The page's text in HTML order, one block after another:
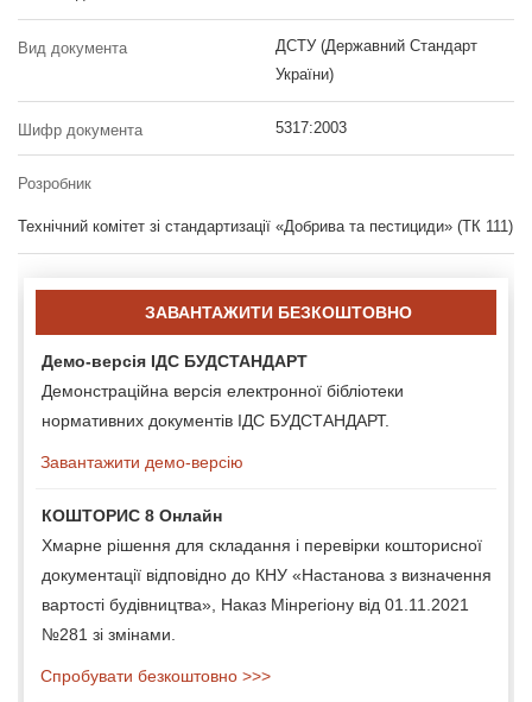
Вид документа
ДСТУ (Державний Стандарт
України)
Шифр документа 5317:2003
Розробник
Технічний комітет зі стандартизації «Добрива та пестициди» (ТК 111)
ЗАВАНТАЖИТИ БЕЗКОШТОВНО
Демо-версія ІДС БУДСТАНДАРТ
Демонстраційна версія електронної бібліотеки
нормативних документів ІДС БУДСТАНДАРТ.
Завантажити демо-версію
КОШТОРИС 8 Онлайн
Хмарне рішення для складання і перевірки кошторисної
документації відповідно до КНУ «Настанова з визначення
вартості будівництва», Наказ Мінрегіону від 01.11.2021
№281 зі змінами.
Спробувати безкоштовно >>>